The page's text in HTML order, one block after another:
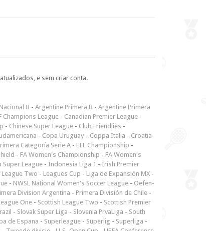
e sem criar conta.
B - Argentine Primera B - Argentine Primera
Champions League - Canadian Premier League -
- Chinese Super League - Club Friendlies -
- Copa Uruguay - Coppa Italia - Croatia
Categoría Serie A - EFL Championship -
- FA Women's Championship - FA Women's
Super League - Indonesia Liga 1 - Irish Premier
League Two - Leagues Cup - Liga de Expansión MX -
- NWSL National Women's Soccer League - Oefen-
Division Argentina - Primera División de Chile -
One - Scottish League Two - Scottish Premier
- Slovak Super Liga - Slovenia PrvaLiga - South
de Espana - Superleague - Superlig - Superliga -